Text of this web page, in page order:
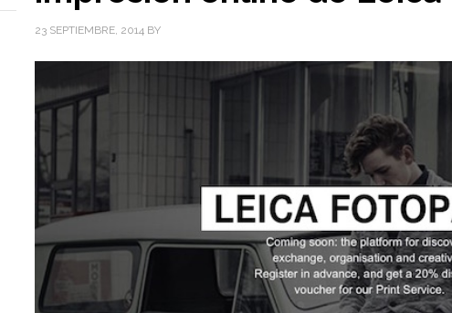
23 SEPTIEMBRE, 2014 BY